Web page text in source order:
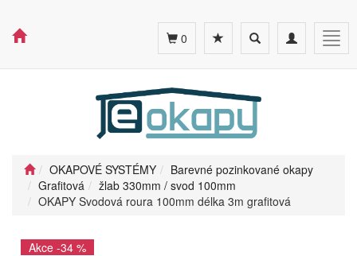
Toggle
navigation
Toggle
search
0
OKAPOVÉ SYSTÉMY
Barevné pozinkované okapy
Grafitová
žlab 330mm / svod 100mm
OKAPY Svodová roura 100mm délka 3m grafitová
Akce -34 %